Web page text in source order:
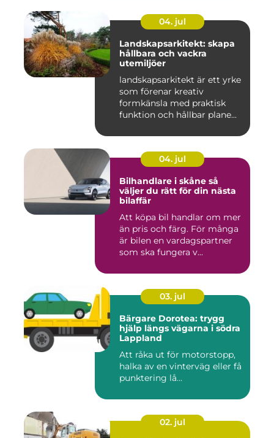
04. jul
Landskapsarkitekt: skapa
hållbara och vackra
utemiljöer
landskapsarkitekt är ett yrke
som förenar kreativ
formkänsla med praktisk
funktion och hållbar plane...
04. jul
Bilhandlare i skåne så
väljer du rätt för din nästa
bilaffär
Att köpa bil handlar om mer
än pris och färg. För många
är bilen en vardagspartner
som ska fungera v...
03. jul
Bärgare Dorotea: trygg
hjälp längs vägarna i södra
Lappland
Att råka ut för motorstopp,
halka av en vinterväg eller få
punktering lå...
02. jul